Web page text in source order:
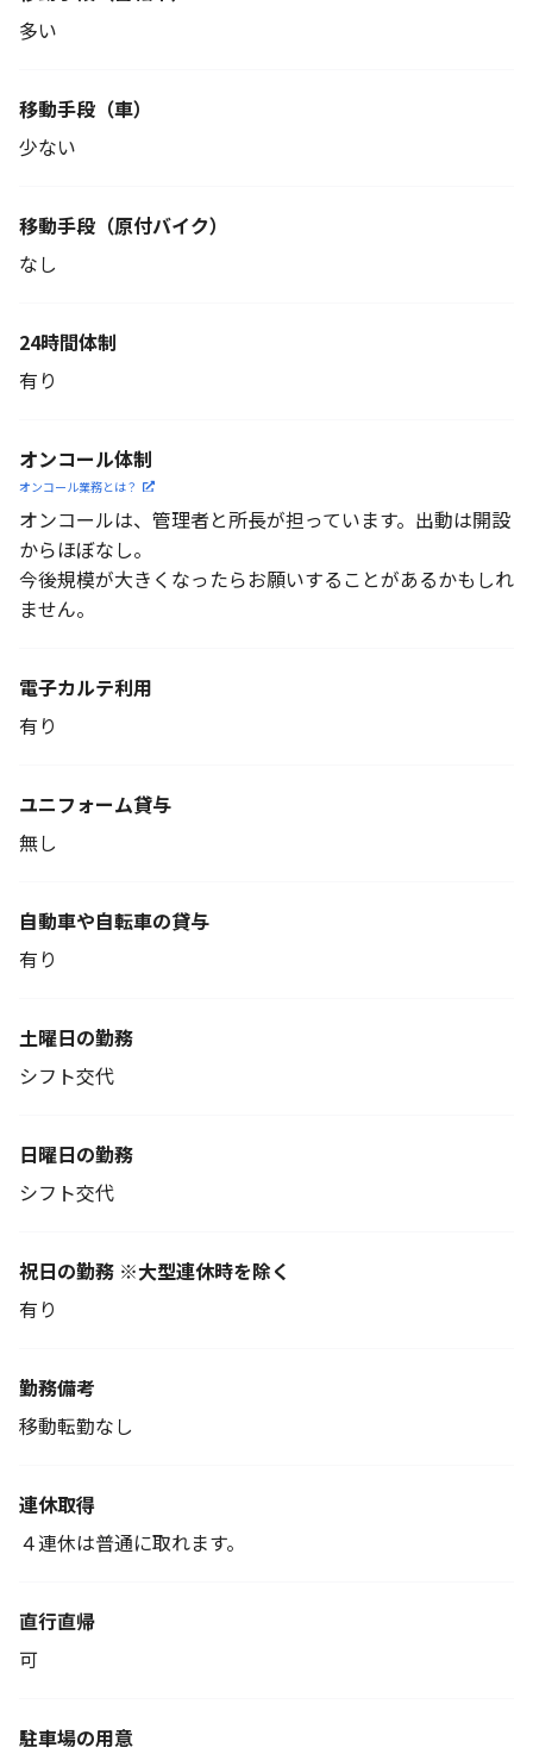
多い
移動手段（車）
少ない
移動手段 （原付バイク）
なし
24時間体制
有り
オンコール体制
オンコール業務とは？
オンコールは、管理者と所長が担っています。出動は開設
からほぼなし。
今後規模が大きくなったらお願いすることがあるかもしれ
ません。
電子カルテ利用
有り
ユニフォーム貸与
無し
自動車や自転車の貸与
有り
土曜日の勤務
シフト交代
日曜日の勤務
シフト交代
祝日の勤務 ※大型連休時を除く
有り
勤務備考
移動転勤なし
連休取得
４連休は普通に取れます。
直行直帰
可
駐車場の用意